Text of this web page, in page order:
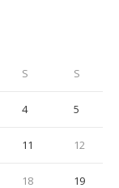
S S
4 5
11 12
18 19